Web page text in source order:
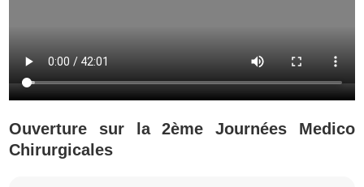
Ouverture sur la 2ème Journées Medico
Chirurgicales